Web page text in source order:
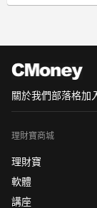
關於我們部落格加
理財寶商城
理財寶
軟體
講座